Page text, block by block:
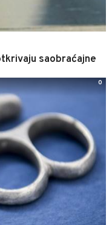
saobraćajne
0